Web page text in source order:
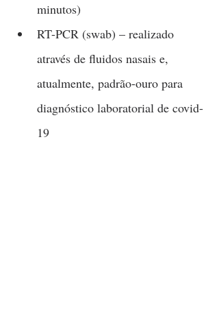
minutos)
RT-PCR (swab) – realizado
através de fluidos nasais e,
atualmente, padrão-ouro para
diagnóstico laboratorial de covid-
19